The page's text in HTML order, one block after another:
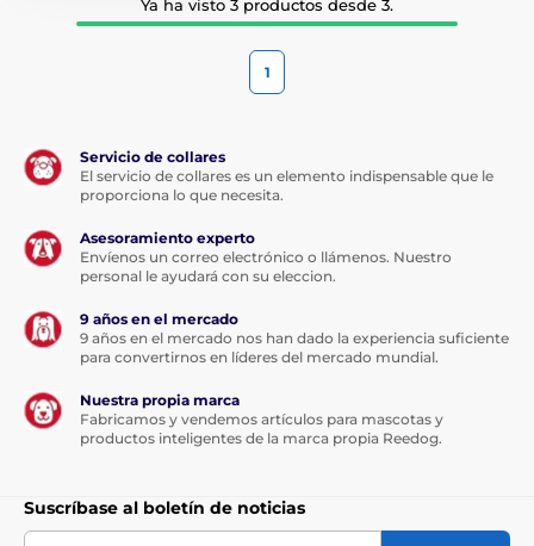
Ya ha visto 3 productos desde 3.
1
Servicio de collares
El servicio de collares es un elemento indispensable que le
proporciona lo que necesita.
Asesoramiento experto
Envíenos un correo electrónico o llámenos. Nuestro
personal le ayudará con su eleccion.
9 años en el mercado
9 años en el mercado nos han dado la experiencia suficiente
para convertirnos en líderes del mercado mundial.
Nuestra propia marca
Fabricamos y vendemos artículos para mascotas y
productos inteligentes de la marca propia Reedog.
Suscríbase al boletín de noticias